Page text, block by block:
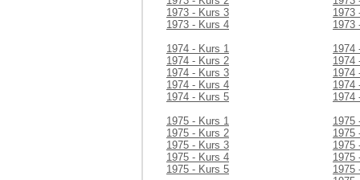
1973
1973
1974
1974
1974
1974
1974
1975
1975
1975
1975
1975
1973 - Kurs 3
1973 - Kurs 4
1974 - Kurs 1
1974 - Kurs 2
1974 - Kurs 3
1974 - Kurs 4
1974 - Kurs 5
1975 - Kurs 1
1975 - Kurs 2
1975 - Kurs 3
1975 - Kurs 4
1975 - Kurs 5